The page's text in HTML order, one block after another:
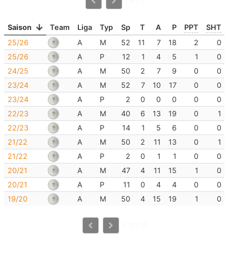
Saison Team Liga Typ Sp T A P PPT
SHT
25/26
A M 52 11 7 18 2
0
25/26
A P 12 1 4 5 1
0
24/25
A M 50 2 7 9 0
0
23/24
A M 52 7 10 17 0
0
23/24
A P 2 0 0 0 0
0
22/23
A M 40 6 13 19 0
1
22/23
A P 14 1 5 6 0
0
21/22
A M 50 2 11 13 0
1
21/22
A P 2 0 1 1 0
0
20/21
A M 47 4 11 15 1
0
20/21
A P 11 0 4 4 0
0
19/20
A M 50 4 15 19 1 0